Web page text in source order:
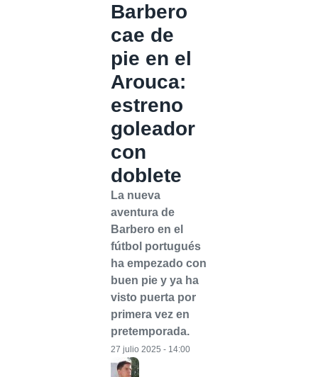
Barbero
cae de
pie en el
Arouca:
estreno
goleador
con
doblete
La nueva
aventura de
Barbero en el
fútbol portugués
ha empezado con
buen pie y ya ha
visto puerta por
primera vez en
pretemporada.
27 julio 2025 - 14:00